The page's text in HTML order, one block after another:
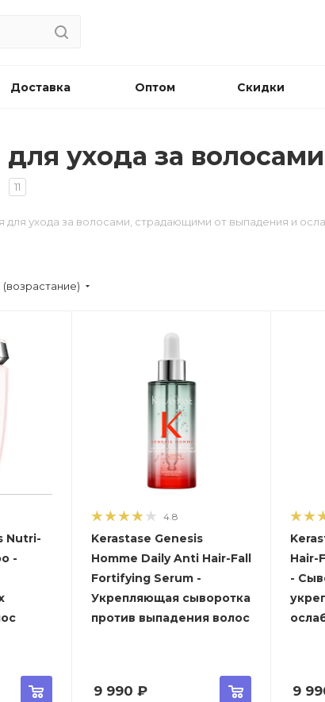
Доставка Оптом Скидки
для ухода за
11
для ухода за волосами, страдающими от выпадения и
Nutri-
-
4.8
Kerastase Genesis
Homme Daily Anti Hair-Fall
Fortifying Serum -
Укрепляющая сыворотка
против выпадения волос
9 990 ₽
Hair-
-
9